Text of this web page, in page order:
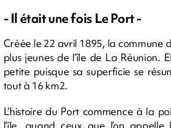
- Il était une fois Le Port -
Créée le 22 avril 1895, la commune
plus jeunes de l’île de La Réunion.
petite puisque sa superficie se
tout à 16 km2.
L’histoire du Port commence à la
l’île, quand ceux que l’on